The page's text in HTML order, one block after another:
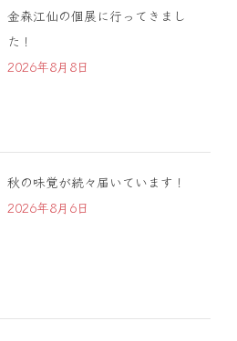
金森江仙の個展に行ってきまし
た！
2026年8月8日
秋の味覚が続々届いています！
2026年8月6日